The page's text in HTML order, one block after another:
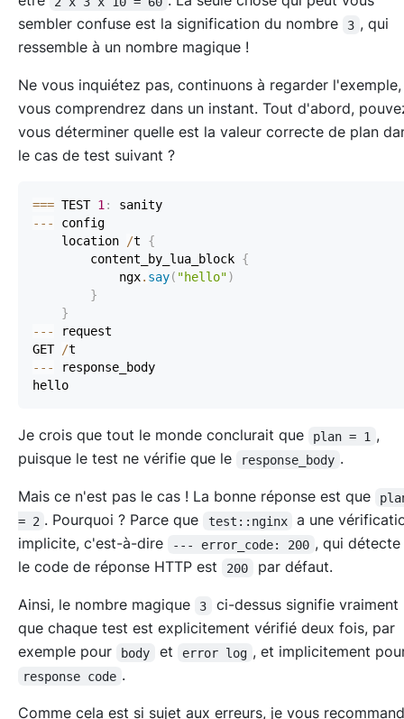
sembler confuse est la signification du nombre
3 , qui
ressemble à un nombre magique !
Ne vous inquiétez pas, continuons à regarder l'exemple,
vous comprendrez dans un instant. Tout d'abord,
vous déterminer quelle est la valeur correcte de plan
le cas de test suivant ?
=== TEST 1:
-- -
    location
/t {
        content_by_lua_block
{
            ngx
. say( "hello")
}
}
-- -
GET /
-- -
Je crois que tout le monde conclurait que plan = 1 ,
puisque le test ne vérifie que le
response_body .
Mais ce n'est pas le cas ! La bonne réponse est que
= 2 . Pourquoi ? Parce que test::nginx
a une
implicite, c'est-à-dire
--- error_code: 200 , qui
le code de réponse HTTP est
200 par défaut.
Ainsi, le nombre magique 3
ci-dessus signifie vraiment
que chaque test est explicitement vérifié deux fois, par
exemple pour
body et error log , et implicitement
response code .
Comme cela est si sujet aux erreurs, je vous